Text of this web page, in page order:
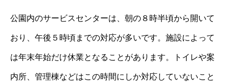
公園内のサービスセンターは、朝の８時半頃から開いて
おり、午後５時頃までの対応が多いです。施設によって
は年末年始だけ休業となることがあります。トイレや案
内所、管理棟などはこの時間にしか対応していないこと